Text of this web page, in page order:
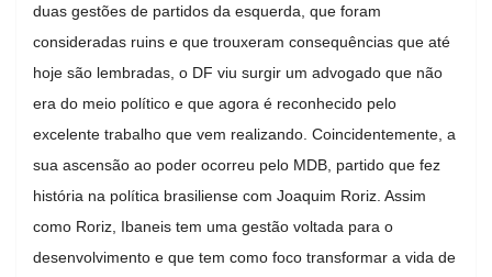
duas gestões de partidos da esquerda, que foram
consideradas ruins e que trouxeram consequências que até
hoje são lembradas, o DF viu surgir um advogado que não
era do meio político e que agora é reconhecido pelo
excelente trabalho que vem realizando. Coincidentemente, a
sua ascensão ao poder ocorreu pelo MDB, partido que fez
história na política brasiliense com Joaquim Roriz. Assim
como Roriz, Ibaneis tem uma gestão voltada para o
desenvolvimento e que tem como foco transformar a vida de